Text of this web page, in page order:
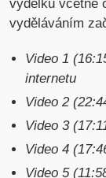
výdělku včetně
vyděláváním
Video 1
internetu
Video 2
Video 3
Video 4
Video 5